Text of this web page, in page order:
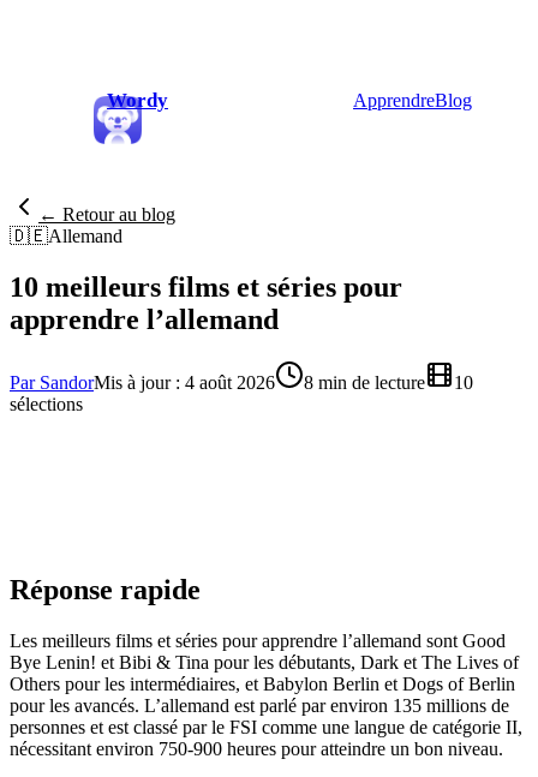
Wordy ApprendreBlog
← Retour au blog
🇩🇪Allemand
10 meilleurs films et séries pour
apprendre l’allemand
Par SandorMis à jour : 4 août 2026 8 min de lecture
10
sélections
Réponse rapide
Les meilleurs films et séries pour apprendre l’allemand sont Good
Bye Lenin! et Bibi & Tina pour les débutants, Dark et The Lives of
Others pour les intermédiaires, et Babylon Berlin et Dogs of Berlin
pour les avancés. L’allemand est parlé par environ 135 millions de
personnes et est classé par le FSI comme une langue de catégorie II,
nécessitant environ 750-900 heures pour atteindre un bon niveau.